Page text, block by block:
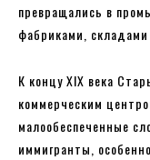
превращались в
фабриками, складами
К концу XIX века
коммерческим
малообеспеченные
иммигранты,